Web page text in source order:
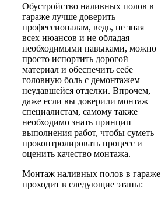
Обустройство наливных полов в
гараже лучше доверить
профессионалам, ведь, не зная
всех нюансов и не обладая
необходимыми навыками, можно
просто испортить дорогой
материал и обеспечить себе
головную боль с демонтажем
неудавшейся отделки. Впрочем,
даже если вы доверили монтаж
специалистам, самому также
необходимо знать принцип
выполнения работ, чтобы суметь
проконтролировать процесс и
оценить качество монтажа.
Монтаж наливных полов в гараже
проходит в следующие этапы: